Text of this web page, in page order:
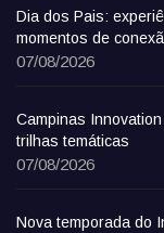
Dia dos Pais:
momentos de
07/08/2026
Campinas
trilhas temáticas
07/08/2026
Nova temporada do